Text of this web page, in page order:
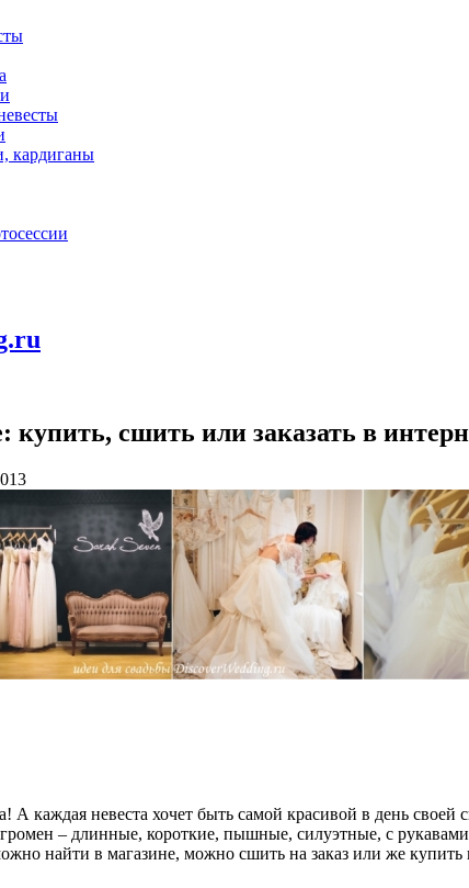
кардиганы
купить, сшить или заказать в
каждая невеста хочет быть самой красивой в день
– длинные, короткие, пышные, силуэтные, с
найти в магазине, можно сшить на заказ или же купить